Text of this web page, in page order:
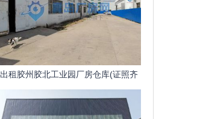
出租胶州胶北工业园厂房仓库(证照齐
全、可环评、污水管网)